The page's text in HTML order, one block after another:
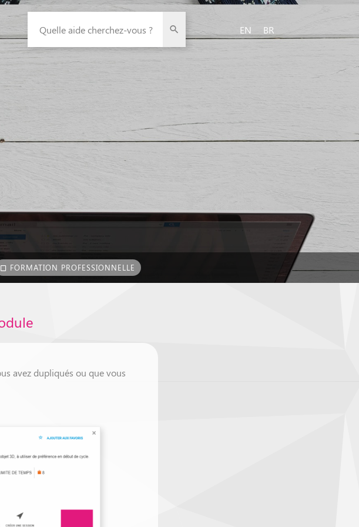
Quelle aide cherchez-vous ? EN BR
FORMATION PROFESSIONNELLE
avez dupliqués ou que vous